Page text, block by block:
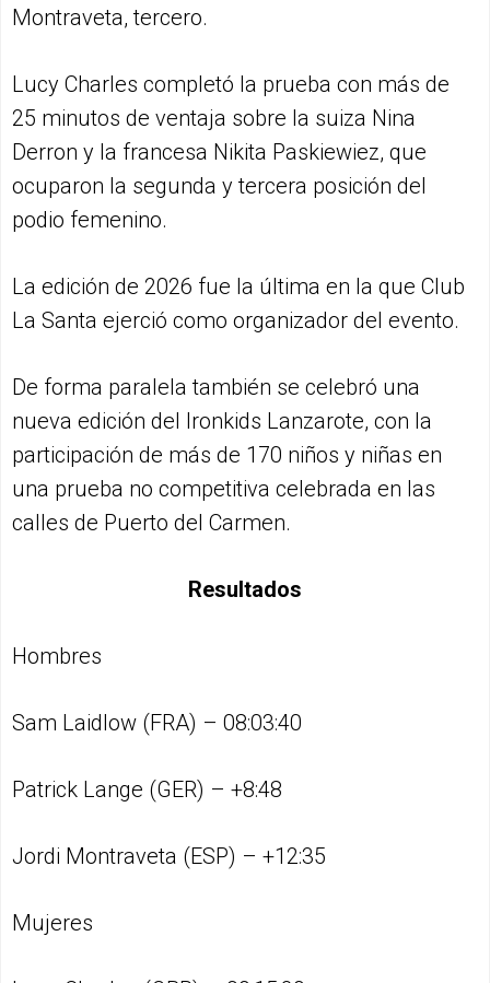
Montraveta, tercero.
Lucy Charles completó la prueba con más de
25 minutos de ventaja sobre la suiza Nina
Derron y la francesa Nikita Paskiewiez, que
ocuparon la segunda y tercera posición del
podio femenino.
La edición de 2026 fue la última en la que Club
La Santa ejerció como organizador del evento.
De forma paralela también se celebró una
nueva edición del Ironkids Lanzarote, con la
participación de más de 170 niños y niñas en
una prueba no competitiva celebrada en las
calles de Puerto del Carmen.
Resultados
Hombres
Sam Laidlow (FRA) – 08:03:40
Patrick Lange (GER) – +8:48
Jordi Montraveta (ESP) – +12:35
Mujeres